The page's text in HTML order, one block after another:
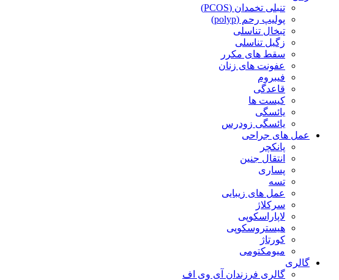
تنبلی تخمدان (PCOS)
پولیپ رحم (polyp)
تبخال تناسلی
زگیل تناسلی
سقط های مکرر
عفونت های زنان
فیبروم
قاعدگی
کیست ها
یائسگی
یائسگی زودرس
عمل های جراحی
پانکچر
انتقال جنین
پساری
تسه
عمل های زیبایی
سرکلاژ
لاپاراسکوپی
هیستروسکوپی
کورتاژ
میومکتومی
گالری
گالری فرزندان آی وی اف